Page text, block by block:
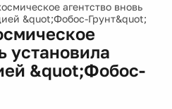
агентство вновь
&quot;Фобос-Грунт&quot;
установила
&quot;Фобос-